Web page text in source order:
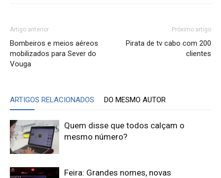
Artigo anterior
Bombeiros e meios aéreos
mobilizados para Sever do
Vouga
Próximo artigo
Pirata de tv cabo com 200
clientes
ARTIGOS RELACIONADOS DO MESMO AUTOR
Quem disse que todos calçam o
mesmo número?
Feira: Grandes nomes, novas